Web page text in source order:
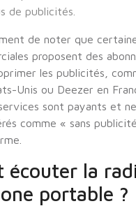
de publicités.
de noter que
proposent des
les publicités,
Unis ou Deezer en
sont payants et
comme « sans
écouter la
portable ?